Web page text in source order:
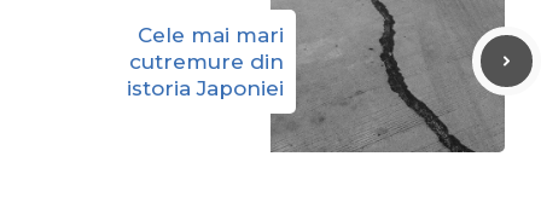
Cele mai mari
cutremure din
istoria Japoniei